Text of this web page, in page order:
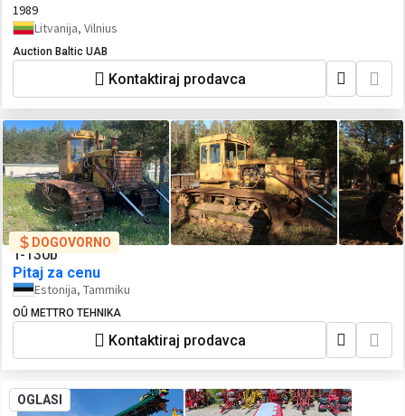
1989
Litvanija, Vilnius
Auction Baltic UAB
Kontaktiraj prodavca
DOGOVORNO
T-130b
Pitaj za cenu
Estonija, Tammiku
OÛ METTRO TEHNIKA
Kontaktiraj prodavca
OGLASI